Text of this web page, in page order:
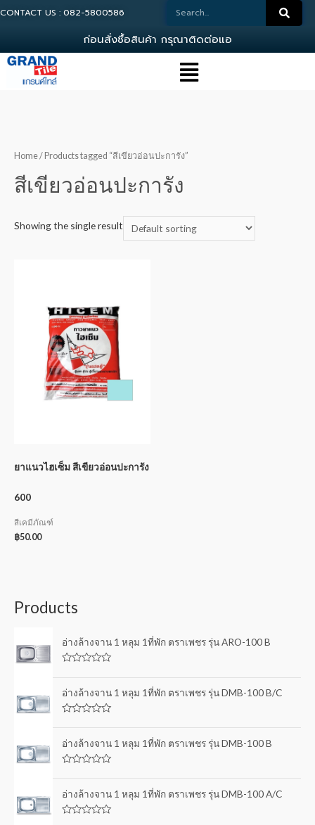
CONTACT US : 082-5800586
อนสงซอสนคา ก รณาตดตอแอด
Home/ Products tagged “สีเขียวอ่อนปะการัง”
สีเขียวอ่อนปะการัง
Showing the single result
ยาแนวไฮเซ็ม สีเขียวอ่อนปะการัง
600
สีเคมีภัณฑ์
฿50.00
Products
อ่างล้างจาน 1 หลุม 1ที่พัก ตราเพชร รุ่น ARO-100 B
t
e
d
t
o
f
อ่างล้างจาน 1 หลุม 1ที่พัก ตราเพชร รุ่น DMB-100 B/C
t
e
d
t
o
f
อ่างล้างจาน 1 หลุม 1ที่พัก ตราเพชร รุ่น DMB-100 B
t
e
d
อ่างล้างจาน 1 หลุม 1ที่พัก ตราเพชร รุ่น DMB-100 A/C